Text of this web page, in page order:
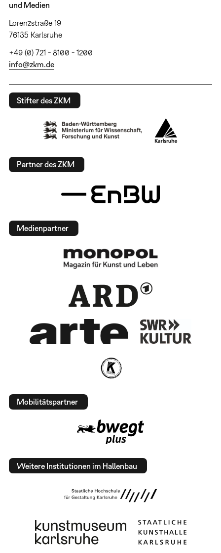
und Medien
Lorenzstraße 19
76135 Karlsruhe
+49 (0) 721 - 8100 - 1200
info@zkm.de
Stifter des ZKM
Partner des ZKM
Medienpartner
Mobilitätspartner
Weitere Institutionen im Hallenbau